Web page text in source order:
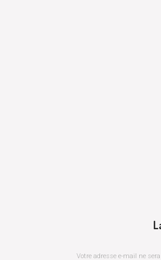
Votre adresse e-mail ne